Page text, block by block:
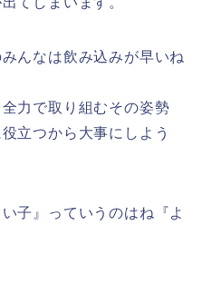
んなは飲み込みが早いね
力で取り組むその姿勢
立つから大事にしよう
子』っていうのはね『よ